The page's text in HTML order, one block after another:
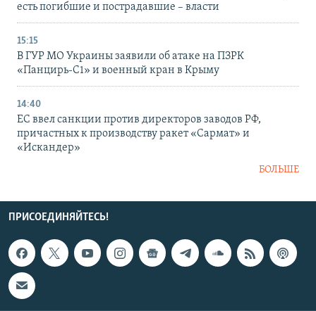
есть погибшие и пострадавшие – власти
15:15
В ГУР МО Украины заявили об атаке на ПЗРК
«Панцирь-С1» и военный кран в Крыму
14:40
ЕС ввел санкции против директоров заводов РФ,
причастных к производству ракет «Сармат» и
«Искандер»
БОЛЬШЕ
ПРИСОЕДИНЯЙТЕСЬ!